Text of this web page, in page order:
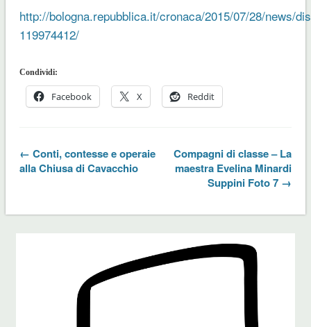
http://bologna.repubblica.it/cronaca/2015/07/28/news/
119974412/
Condividi:
Facebook X Reddit
← Conti, contesse e operaie
alla Chiusa di Cavacchio
Compagni di classe – La
maestra Evelina Minardi
Suppini Foto 7 →